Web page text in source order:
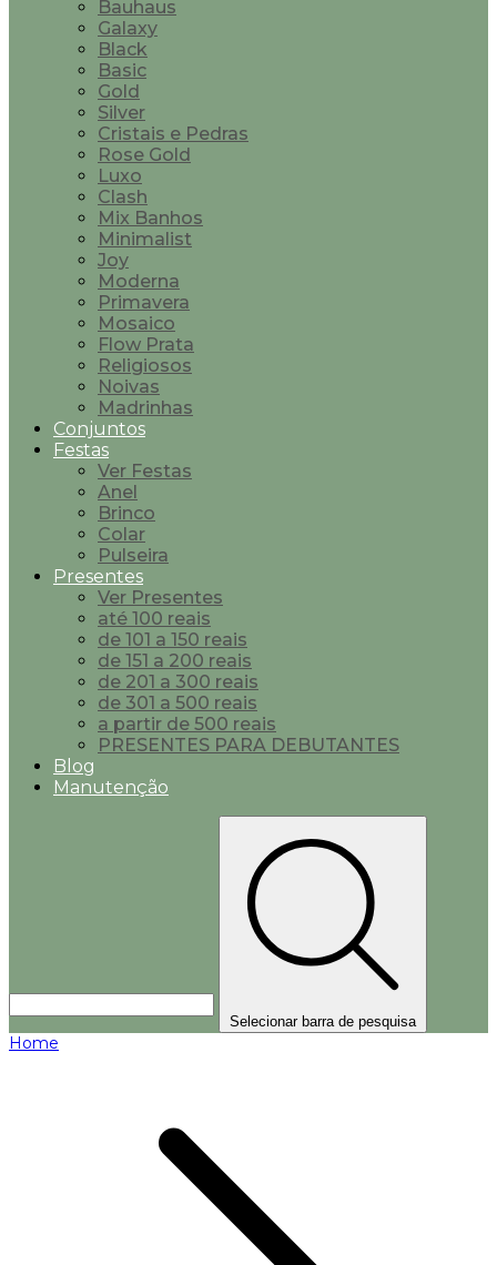
Bauhaus
Galaxy
Black
Basic
Gold
Silver
Cristais e Pedras
Rose Gold
Luxo
Clash
Mix Banhos
Minimalist
Joy
Moderna
Primavera
Mosaico
Flow Prata
Religiosos
Noivas
Madrinhas
Conjuntos
Festas
Ver Festas
Anel
Brinco
Colar
Pulseira
Presentes
Ver Presentes
até 100 reais
de 101 a 150 reais
de 151 a 200 reais
de 201 a 300 reais
de 301 a 500 reais
a partir de 500 reais
PRESENTES PARA DEBUTANTES
Blog
Manutenção
Selecionar barra de pesquisa
Home